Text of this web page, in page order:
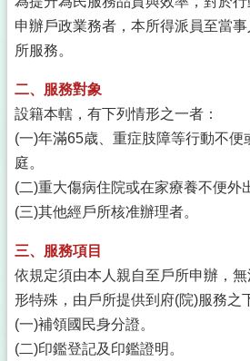
申辦戶政業務者，本所得派員至當
所服務。
二、服務對象
設籍本轄，有下列情形之一者：
(一)年滿65歳、重症肢障等行動不便
庭。
(二)重大傷病住院或在家療養不便外
(三)其他經戶所核准辦理者。
三、服務項目
依規定須由本人親自至戶所申辦，
形特殊，由戶所提供到府(院)服務之
(一)補領國民身分證。
(二)印鑑登記及印鑑證明。